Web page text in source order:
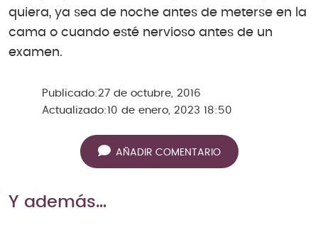
quiera, ya sea de noche antes de meterse en la
cama o cuando esté nervioso antes de un
examen.
Publicado:27 de octubre, 2016
Actualizado:10 de enero, 2023 18:50
AÑADIR COMENTARIO
Y además…